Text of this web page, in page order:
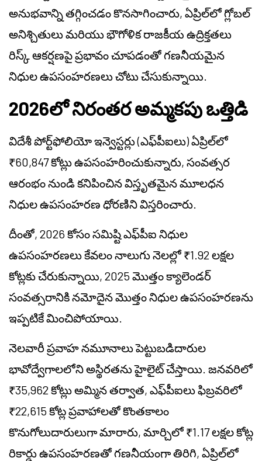
అనుభవాన్ని తగ్గించడం కొనసాగించారు, ఏప్రిల్‌లో గ్లోబల్
అనిశ్చితులు మరియు భౌగోళిక రాజకీయ ఉద్రిక్తతలు
రిస్క్ ఆకర్షణపై ప్రభావం చూపడంతో గణనీయమైన
నిధుల ఉపసంహరణలు చోటు చేసుకున్నాయి.
2026లో నిరంతర అమ్మకపు ఒత్తిడి
విదేశీ పోర్ట్‌ఫోలియో ఇన్వెస్టర్లు (ఎఫ్‌పీఐలు) ఏప్రిల్‌లో
₹60,847 కోట్లు ఉపసంహరించుకున్నారు, సంవత్సర
ఆరంభం నుండి కనిపించిన విస్తృతమైన మూలధన
నిధుల ఉపసంహరణ ధోరణిని విస్తరించారు.
దీంతో, 2026 కోసం సమిష్టి ఎఫ్‌పీఐ నిధుల
ఉపసంహరణలు కేవలం నాలుగు నెలల్లో ₹1.92 లక్షల
కోట్లకు చేరుకున్నాయి, 2025 మొత్తం క్యాలెండర్
సంవత్సరానికి నమోదైన మొత్తం నిధుల ఉపసంహరణను
ఇప్పటికే మించిపోయాయి.
నెలవారీ ప్రవాహ నమూనాలు పెట్టుబడిదారుల
భావోద్వేగాలలోని అస్థిరతను హైలైట్ చేస్తాయి. జనవరిలో
₹35,962 కోట్లు అమ్మిన తర్వాత, ఎఫ్‌పీఐలు ఫిబ్రవరిలో
₹22,615 కోట్ల ప్రవాహాలతో కొంతకాలం
కొనుగోలుదారులుగా మారారు, మార్చిలో ₹1.17 లక్షల కోట్ల
రికార్డు ఉపసంహరణతో గణనీయంగా తిరిగి, ఏప్రిల్‌లో